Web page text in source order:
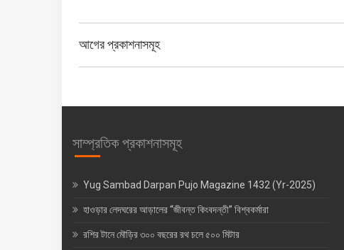
পো
স্ট
ন্যা
শ
ন
আগের প্রকাশনাসমূহ
সাম্প্রতিক প্রকাশনাসমূহ
Yug Sambad Darpan Pujo Magazine 1432 (Yr-2025)
হাওড়ার লেদঘরের আড়ালের “জীবন্ত কিংবদন্তী” বিশ্বকর্মারা
রশির টানে মৌড়ির ৩০০ বছরের রথ চলে ৫০০ মিটার